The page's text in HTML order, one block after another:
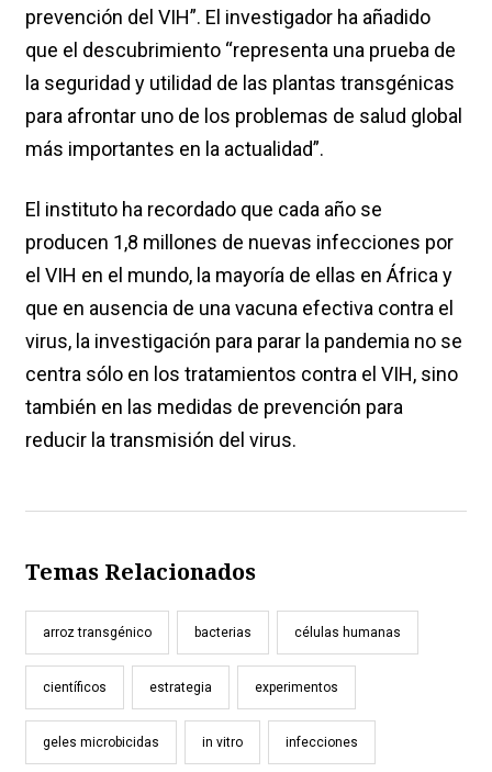
prevención del VIH”. El investigador ha añadido
que el descubrimiento “representa una prueba de
la seguridad y utilidad de las plantas transgénicas
para afrontar uno de los problemas de salud global
más importantes en la actualidad”.
El instituto ha recordado que cada año se
producen 1,8 millones de nuevas infecciones por
el VIH en el mundo, la mayoría de ellas en África y
que en ausencia de una vacuna efectiva contra el
virus, la investigación para parar la pandemia no se
centra sólo en los tratamientos contra el VIH, sino
también en las medidas de prevención para
reducir la transmisión del virus.
Temas Relacionados
arroz transgénico bacterias células humanas
científicos estrategia experimentos
geles microbicidas in vitro infecciones